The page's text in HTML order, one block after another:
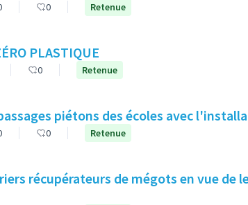
0 Retenue
PLASTIQUE
0 Retenue
piétons des écoles avec
0 Retenue
récupérateurs de mégots en vue de